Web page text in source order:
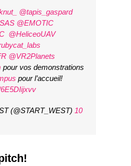
@tapis_gaspard
@EMOTIC
@HeliceoUAV
@VR2Planets
pour vos demonstrations
pour l’accueil!
(@START_WEST) 10